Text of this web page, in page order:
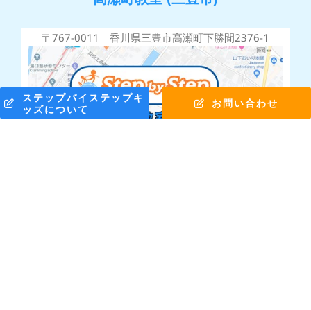
ステップバイステップキ
ッズについて
お問い合わせ
〒767-0011 香川県三豊市高瀬町下勝間2376-1